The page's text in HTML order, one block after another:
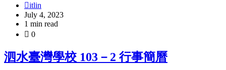
itlin
July 4, 2023
1 min read
0
泗水臺灣學校 103－2 行事簡曆